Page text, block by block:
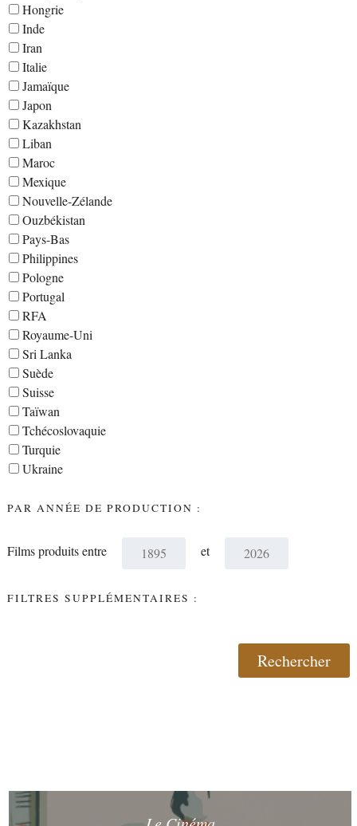
Hongrie
Inde
Iran
Italie
Jamaïque
Japon
Kazakhstan
Liban
Maroc
Mexique
Nouvelle-Zélande
Ouzbékistan
Pays-Bas
Philippines
Pologne
Portugal
RFA
Royaume-Uni
Sri Lanka
Suède
Suisse
Taïwan
Tchécoslovaquie
Turquie
Ukraine
PAR ANNÉE DE PRODUCTION :
Films produits entre et
FILTRES SUPPLÉMENTAIRES :